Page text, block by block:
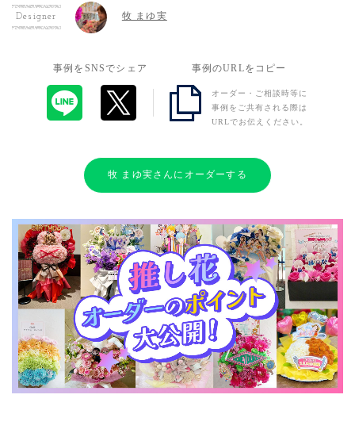
Designer 牧 まゆ実
事例をSNSでシェア 事例のURLをコピー
オーダー・ご相談時等に
事例をご共有される際は
URLでお伝えください。
牧 まゆ実さんにオーダーする